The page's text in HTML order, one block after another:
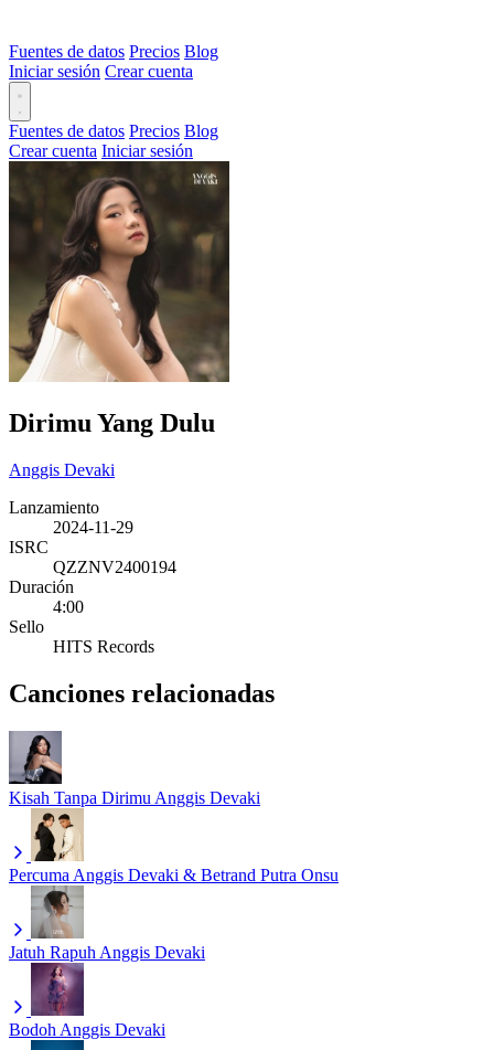
Fuentes de datos Precios Blog
Iniciar sesión Crear cuenta
Fuentes de datos Precios Blog
Crear cuenta Iniciar sesión
Dirimu Yang Dulu
Anggis Devaki
Lanzamiento
2024-11-29
ISRC
QZZNV2400194
Duración
4:00
Sello
HITS Records
Canciones relacionadas
Kisah Tanpa Dirimu Anggis Devaki
Percuma Anggis Devaki & Betrand Putra Onsu
Jatuh Rapuh Anggis Devaki
Bodoh Anggis Devaki